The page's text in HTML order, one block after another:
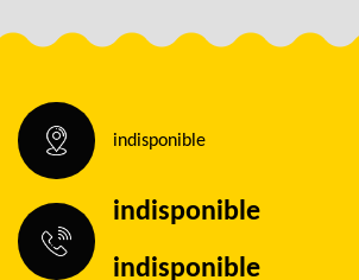
indisponible
indisponible
indisponible